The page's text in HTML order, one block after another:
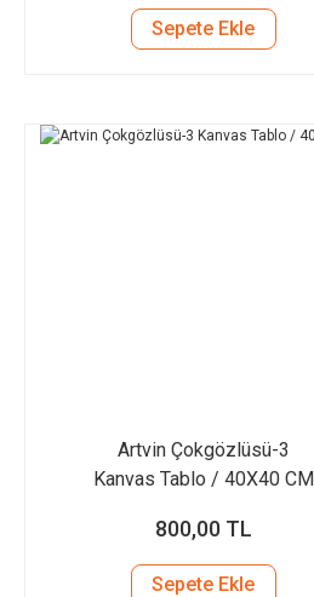
Sepete Ekle
Artvin Çokgözlüsü-3
Kanvas Tablo / 40X40 CM
800,00 TL
Sepete Ekle